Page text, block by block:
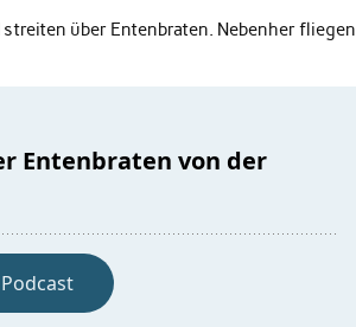
über Entenbraten. Nebenher fliegen